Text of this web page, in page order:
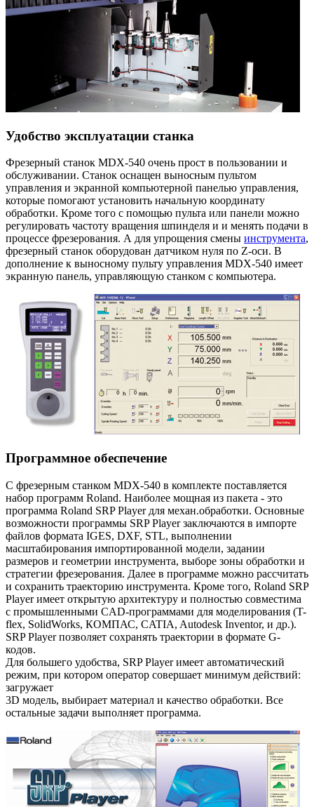
Удобство эксплуатации станка
Фрезерный станок MDX-540 очень прост в пользовании и
обслуживании. Станок оснащен выносным пультом
управления и экранной компьютерной панелью управления,
которые помогают установить начальную координату
обработки. Кроме того с помощью пульта или панели можно
регулировать частоту вращения шпинделя и и менять подачи в
процессе фрезерования. А для упрощения смены инструмента,
фрезерный станок оборудован датчиком нуля по Z-оси. В
дополнение к выносному пульту управления MDX-540 имеет
экранную панель, управляющую станком с компьютера.
Программное обеспечение
С фрезерным станком MDX-540 в комплекте поставляется
набор программ Roland. Наиболее мощная из пакета - это
программа Roland SRP Playerдля механ.обработки. Основные
возможности программы SRP Player заключаются в импорте
файлов формата IGES, DXF, STL, выполнении
масштабирования импортированной модели, задании
размеров и геометрии инструмента, выборе зоны обработки и
стратегии фрезерования. Далее в программе можно расcчитать
и сохранить траекторию инструмента. Кроме того, Roland SRP
Player имеет открытую архитектуру и полностью совместима
с промышленными CAD-программами для моделирования (T-
flex, SolidWorks, КОМПАС, CATIA, Autodesk Inventor, и др.).
SRP Player позволяет сохранять траектории в формате G-
кодов.
Для большего удобства, SRP Player имеет автоматический
режим, при котором оператор совершает минимум действий:
загружает
3D модель, выбирает материал и качество обработки. Все
остальные задачи выполняет программа.